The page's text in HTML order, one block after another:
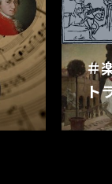
＃
ト